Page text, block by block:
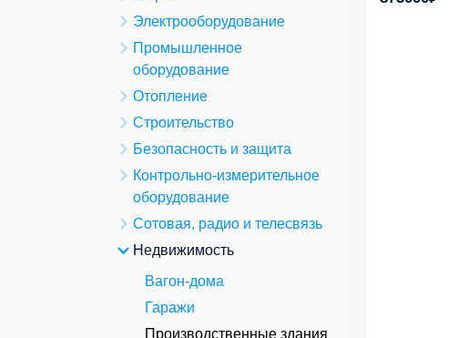
Электрооборудование
Промышленное
оборудование
Отопление
Строительство
Безопасность и защита
Контрольно-измерительное
оборудование
Сотовая, радио и телесвязь
Недвижимость
Вагон-дома
Гаражи
Производственные здания